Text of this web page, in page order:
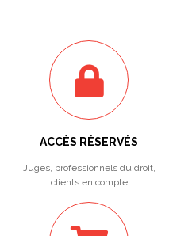
ACCÈS RÉSERVÉS
Juges, professionnels du droit,
clients en compte